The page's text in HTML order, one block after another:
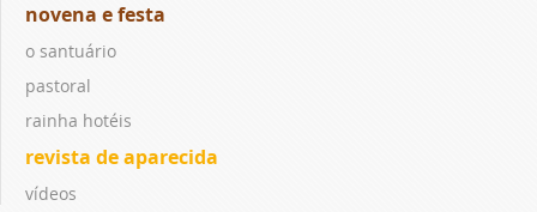
novena e festa
o santuário
pastoral
rainha hotéis
revista de aparecida
vídeos